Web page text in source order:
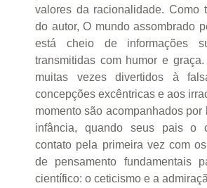
valores da racionalidade. Como
do autor, O mundo assombrado
está cheio de informações
transmitidas com humor e
muitas vezes divertidos à
concepções excêntricas e aos
momento são acompanhados por
infância, quando seus pais o
contato pela primeira vez com
de pensamento fundamentais
científico: o ceticismo e a